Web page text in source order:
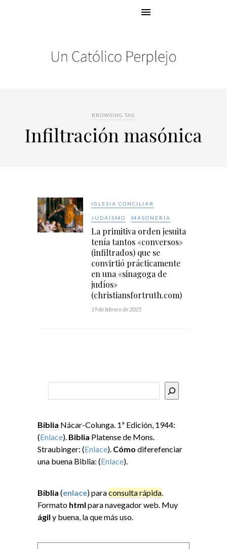
BROWSING TAG
Infiltración masónica
IGLESIA CONCILIAR
JUDAÍSMO MASONERÍA
La primitiva orden jesuita
tenía tantos «conversos»
(infiltrados) que se
convirtió prácticamente
en una «sinagoga de
judíos»
(christiansfortruth.com)
19 de febrero de 2025
Biblia Nácar-Colunga. 1ª Edición, 1944:
(Enlace). Biblia Platense de Mons.
Straubinger: (Enlace). Cómo diferefenciar
una buena Biblia: (Enlace).
Biblia (enlace) paraconsulta rápida.
Formato html para navegador web. Muy
ágil y buena, la que más uso.